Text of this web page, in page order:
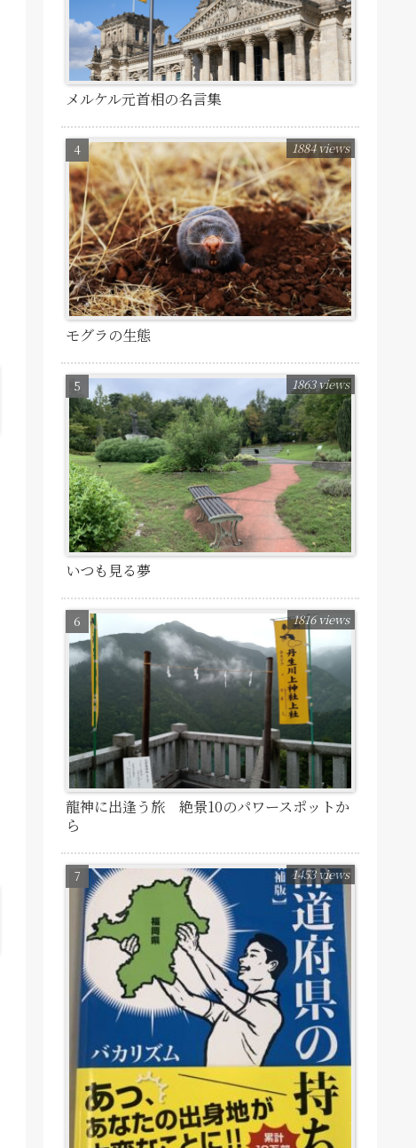
メルケル元首相の名言集
モグラの生態
1884 views
いつも見る夢
1863 views
龍神に出逢う旅 絶景10のパワースポットか
ら
1816 views
1453 views